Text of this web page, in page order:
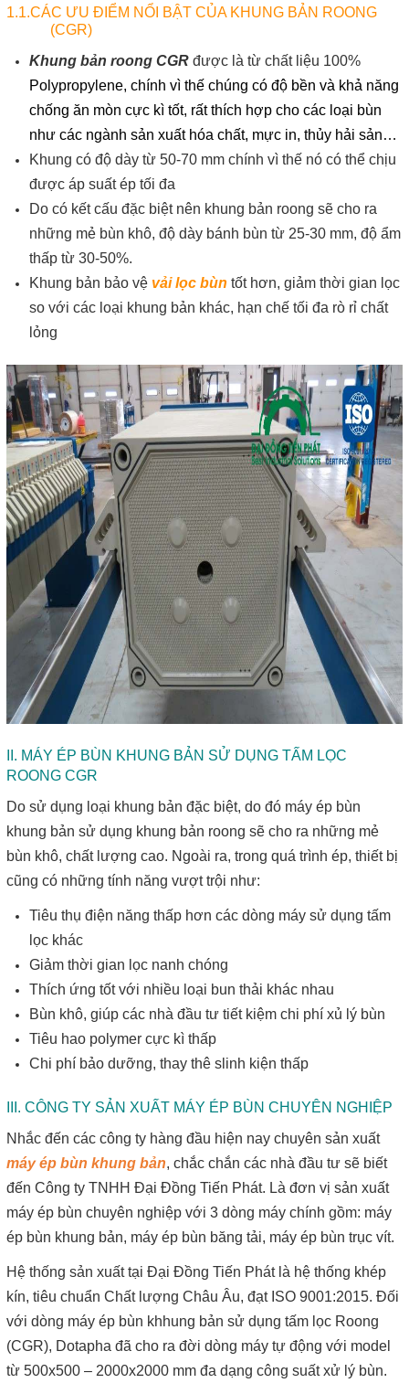
1.1.CÁC ƯU ĐIỂM NỔI BẬT CỦA KHUNG BẢN ROONG
(CGR)
Khung bản roong CGR được là từ chất liệu 100%
Polypropylene, chính vì thế chúng có độ bền và khả năng
chống ăn mòn cực kì tốt, rất thích hợp cho các loại bùn
như các ngành sản xuất hóa chất, mực in, thủy hải sản…
Khung có độ dày từ 50-70 mm chính vì thế nó có thể chịu
được áp suất ép tối đa
Do có kết cấu đặc biệt nên khung bản roong sẽ cho ra
những mẻ bùn khô, độ dày bánh bùn từ 25-30 mm, độ ẩm
thấp từ 30-50%.
Khung bản bảo vệ vải lọc bùn tốt hơn, giảm thời gian lọc
so với các loại khung bản khác, hạn chế tối đa rò rỉ chất
lỏng
II. MÁY ÉP BÙN KHUNG BẢN SỬ DỤNG TẤM LỌC
ROONG CGR
Do sử dụng loại khung bản đặc biệt, do đó máy ép bùn
khung bản sử dụng khung bản roong sẽ cho ra những mẻ
bùn khô, chất lượng cao. Ngoài ra, trong quá trình ép, thiết bị
cũng có những tính năng vượt trội như:
Tiêu thụ điện năng thấp hơn các dòng máy sử dụng tấm
lọc khác
Giảm thời gian lọc nanh chóng
Thích ứng tốt với nhiều loại bun thải khác nhau
Bùn khô, giúp các nhà đầu tư tiết kiệm chi phí xủ lý bùn
Tiêu hao polymer cực kì thấp
Chi phí bảo dưỡng, thay thê slinh kiện thấp
III. CÔNG TY SẢN XUẤT MÁY ÉP BÙN CHUYÊN NGHIỆP
Nhắc đến các công ty hàng đầu hiện nay chuyên sản xuất
máy ép bùn khung bản, chắc chắn các nhà đầu tư sẽ biết
đến Công ty TNHH Đại Đồng Tiến Phát. Là đơn vị sản xuất
máy ép bùn chuyên nghiệp với 3 dòng máy chính gồm: máy
ép bùn khung bản, máy ép bùn băng tải, máy ép bùn trục vít.
Hệ thống sản xuất tại Đại Đồng Tiến Phát là hệ thống khép
kín, tiêu chuẩn Chất lượng Châu Âu, đạt ISO 9001:2015. Đối
với dòng máy ép bùn khhung bản sử dụng tấm lọc Roong
(CGR), Dotapha đã cho ra đời dòng máy tự động với model
từ 500x500 – 2000x2000 mm đa dạng công suất xử lý bùn.